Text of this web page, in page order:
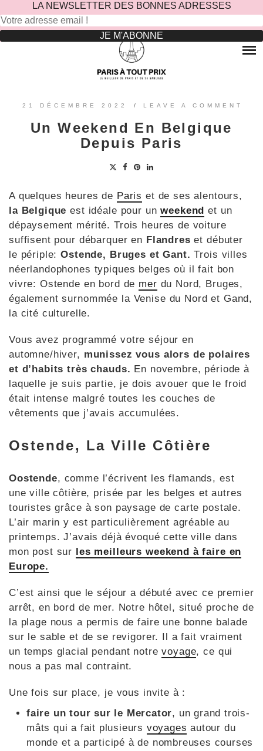
Rechercher :
Skip
OÙ MANGER DANS LE MARAIS ?
OÙ MANGER DANS PARIS 5 -ÈME ?
OÙ MANGER DANS LE 15ÈME ?
VOYAGES
SORTIES ENFANTS
PARCS ATTRACTION BANLIEUE
21 DÉCEMBRE 2022 / LEAVE A COMMENT
Un Weekend En Belgique
Depuis Paris
A quelques heures de Paris et de ses alentours,
la Belgique est idéale pour unweekend et un
dépaysement mérité. Trois heures de voiture
suffisent pour débarquer en Flandreset débuter
le périple:Ostende, Bruges et Gant. Trois villes
néerlandophones typiques belges où il fait bon
vivre: Ostende en bord de mer du Nord, Bruges,
également surnommée la Venise du Nord et Gand,
la cité culturelle.
Vous avez programmé votre séjour en
automne/hiver, munissez vous alors de polaires
et d’habits très chauds. En novembre, période à
laquelle je suis partie, je dois avouer que le froid
était intense malgré toutes les couches de
vêtements que j’avais accumulées.
Ostende, La Ville Côtière
Oostende, comme l’écrivent les flamands, est
une ville côtière, prisée par les belges et autres
touristes grâce à son paysage de carte postale.
L’air marin y est particulièrement agréable au
printemps. J’avais déjà évoqué cette ville dans
mon post sur les meilleurs weekend à faire en
Europe.
C’est ainsi que le séjour a débuté avec ce premier
arrêt, en bord de mer. Notre hôtel, situé proche de
la plage nous a permis de faire une bonne balade
sur le sable et de se revigorer. Il a fait vraiment
un temps glacial pendant notrevoyage, ce qui
nous a pas mal contraint.
Une fois sur place, je vous invite à :
faire un tour sur le Mercator, un grand trois-
mâts qui a fait plusieurs voyages autour du
monde et a participé à de nombreuses courses
LA NEWSLETTER DES BONNES ADRESSES